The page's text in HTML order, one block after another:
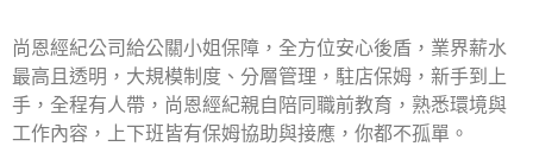
尚恩經紀公司給公關小姐保障，全方位安心後盾，業界薪水
最高且透明，大規模制度、分層管理，駐店保姆，新手到上
手，全程有人帶，尚恩經紀親自陪同職前教育，熟悉環境與
工作內容，上下班皆有保姆協助與接應，你都不孤單。